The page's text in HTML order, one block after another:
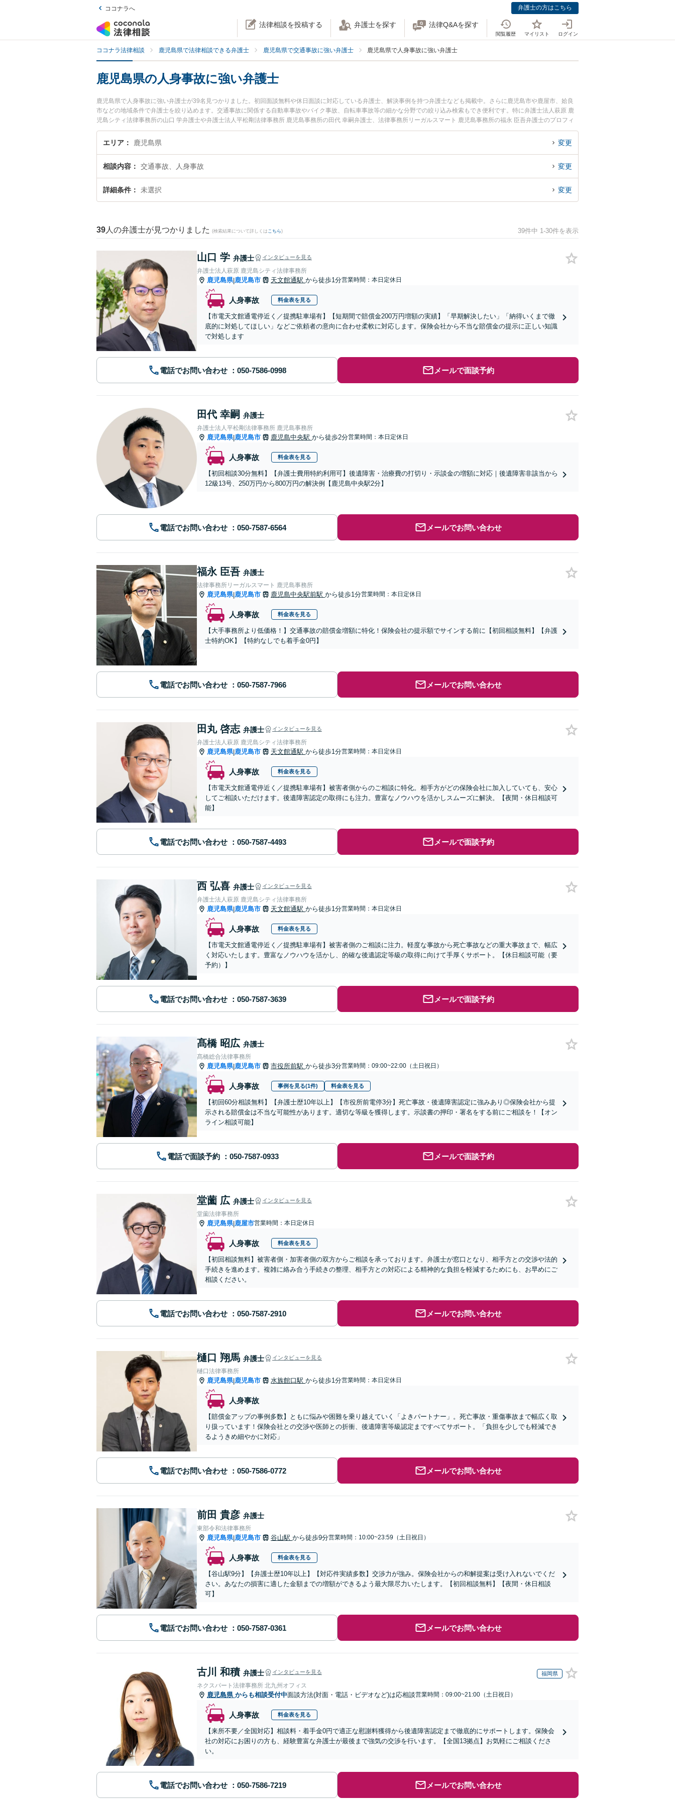
ココナラへ 弁護士の方はこちら
法律相談を投稿する 弁護士を探す 法律Q&Aを探す
閲覧履歴 マイリスト ログイン
ココナラ法律相談 鹿児島県で法律相談できる弁護士 鹿児島県で交通事故に強い弁護士 鹿児島県で人身事故に強い弁護士
鹿児島県の人身事故に強い弁護士
鹿児島県で人身事故に強い弁護士が39名見つかりました。初回面談無料や休日面談に対応している弁護士、解決事例を持つ弁護士なども掲載中。さらに鹿児島市や鹿屋市、姶良
市などの地域条件で弁護士を絞り込めます。交通事故に関係する自動車事故やバイク事故、自転車事故等の細かな分野での絞り込み検索もでき便利です。特に弁護士法人萩原 鹿
児島シティ法律事務所の山口 学弁護士や弁護士法人平松剛法律事務所 鹿児島事務所の田代 幸嗣弁護士、法律事務所リーガルスマート 鹿児島事務所の福永 臣吾弁護士のプロフィ
ール情報や弁護士費用、強みなどが注目されています。『鹿児島県で土日や夜間に発生した人身事故のトラブルを今すぐに弁護士に相談したい』『人身事故のトラブル解決の実績
豊富な近くの弁護士を検索したい』『初回相談無料で人身事故を法律相談できる鹿児島県内の弁護士に相談予約したい』などでお困りの相談者さんにおすすめです。
エリア 鹿児島県 変更
相談内容 交通事故、人身事故 変更
詳細条件 未選択 変更
39 人の弁護士が見つかりました (検索結果について詳しくは こちら) 39件中 1-30件を表示
山口 学 弁護士 インタビューを見る
弁護士法人萩原 鹿児島シティ法律事務所
鹿児島県|鹿児島市 天文館通駅 から徒歩1分営業時間：本日定休日
人身事故 料金表を見る
【市電天文館通電停近く／提携駐車場有】【短期間で賠償金200万円増額の実績】「早期解決したい」「納得いくまで徹
底的に対処してほしい」などご依頼者の意向に合わせ柔軟に対応します。保険会社から不当な賠償金の提示に正しい知識
で対処します
電話でお問い合わせ メールで面談予約
田代 幸嗣 弁護士
弁護士法人平松剛法律事務所 鹿児島事務所
鹿児島県|鹿児島市 鹿児島中央駅 から徒歩2分営業時間：本日定休日
人身事故 料金表を見る
【初回相談30分無料】【弁護士費用特約利用可】後遺障害・治療費の打切り・示談金の増額に対応｜後遺障害非該当から
12級13号、250万円から800万円の解決例【鹿児島中央駅2分】
電話でお問い合わせ メールでお問い合わせ
福永 臣吾 弁護士
法律事務所リーガルスマート 鹿児島事務所
鹿児島県|鹿児島市 鹿児島中央駅前駅 から徒歩1分営業時間：本日定休日
人身事故 料金表を見る
【大手事務所より低価格！】交通事故の賠償金増額に特化！保険会社の提示額でサインする前に【初回相談無料】【弁護
士特約OK】【特約なしでも着手金0円】
電話でお問い合わせ メールでお問い合わせ
田丸 啓志 弁護士 インタビューを見る
弁護士法人萩原 鹿児島シティ法律事務所
鹿児島県|鹿児島市 天文館通駅 から徒歩1分営業時間：本日定休日
人身事故 料金表を見る
【市電天文館通電停近く／提携駐車場有】被害者側からのご相談に特化。相手方がどの保険会社に加入していても、安心
してご相談いただけます。後遺障害認定の取得にも注力。豊富なノウハウを活かしスムーズに解決。【夜間・休日相談可
能】
電話でお問い合わせ メールで面談予約
西 弘喜 弁護士 インタビューを見る
弁護士法人萩原 鹿児島シティ法律事務所
鹿児島県|鹿児島市 天文館通駅 から徒歩1分営業時間：本日定休日
人身事故 料金表を見る
【市電天文館通電停近く／提携駐車場有】被害者側のご相談に注力。軽度な事故から死亡事故などの重大事故まで、幅広
く対応いたします。豊富なノウハウを活かし、的確な後遺認定等級の取得に向けて手厚くサポート。【休日相談可能（要
予約）】
電話でお問い合わせ メールで面談予約
髙橋 昭広 弁護士
髙橋総合法律事務所
鹿児島県|鹿児島市 市役所前駅 から徒歩3分営業時間：09:00~22:00（土日祝日）
人身事故 事例を見る(1件) 料金表を見る
【初回60分相談無料】【弁護士歴10年以上】【市役所前電停3分】死亡事故・後遺障害認定に強みあり◎保険会社から提
示される賠償金は不当な可能性があります。適切な等級を獲得します。示談書の押印・署名をする前にご相談を！【オン
ライン相談可能】
電話で面談予約 メールで面談予約
堂薗 広 弁護士 インタビューを見る
堂薗法律事務所
鹿児島県|鹿屋市営業時間：本日定休日
人身事故 料金表を見る
【初回相談無料】被害者側・加害者側の双方からご相談を承っております。弁護士が窓口となり、相手方との交渉や法的
手続きを進めます。複雑に絡み合う手続きの整理、相手方との対応による精神的な負担を軽減するためにも、お早めにご
相談ください。
電話でお問い合わせ メールでお問い合わせ
樋口 翔馬 弁護士 インタビューを見る
樋口法律事務所
鹿児島県|鹿児島市 水族館口駅 から徒歩1分営業時間：本日定休日
人身事故
【賠償金アップの事例多数】ともに悩みや困難を乗り越えていく「よきパートナー」。死亡事故・重傷事故まで幅広く取
り扱っています！保険会社との交渉や医師との折衝、後遺障害等級認定まですべてサポート。「負担を少しでも軽減でき
るようきめ細やかに対応」
電話でお問い合わせ メールでお問い合わせ
前田 貴彦 弁護士
東部令和法律事務所
鹿児島県|鹿児島市 谷山駅 から徒歩9分営業時間：10:00~23:59（土日祝日）
人身事故 料金表を見る
【谷山駅9分】【弁護士歴10年以上】【対応件実績多数】交渉力が強み。保険会社からの和解提案は受け入れないでくだ
さい。あなたの損害に適した金額までの増額ができるよう最大限尽力いたします。【初回相談無料】【夜間・休日相談
可】
電話でお問い合わせ メールでお問い合わせ
古川 和積 弁護士 インタビューを見る 福岡県
ネクスパート法律事務所 北九州オフィス
鹿児島県 からも相談受付中面談方法(対面・電話・ビデオなど)は応相談営業時間：09:00~21:00（土日祝日）
人身事故 料金表を見る
【来所不要／全国対応】相談料・着手金0円で適正な慰謝料獲得から後遺障害認定まで徹底的にサポートします。保険会
社の対応にお困りの方も、経験豊富な弁護士が最後まで強気の交渉を行います。【全国13拠点】お気軽にご相談くださ
い。
電話でお問い合わせ メールでお問い合わせ